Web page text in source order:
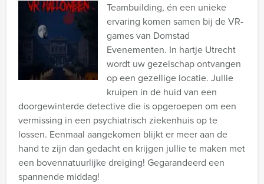
Teambuilding, én een unieke
ervaring komen samen bij de VR-
games van Domstad
Evenementen. In hartje Utrecht
wordt uw gezelschap ontvangen
op een gezellige locatie. Jullie
kruipen in de huid van een
doorgewinterde detective die is opgeroepen om een
vermissing in een psychiatrisch ziekenhuis op te
lossen. Eenmaal aangekomen blijkt er meer aan de
hand te zijn dan gedacht en krijgen jullie te maken met
een bovennatuurlijke dreiging! Gegarandeerd een
spannende middag!